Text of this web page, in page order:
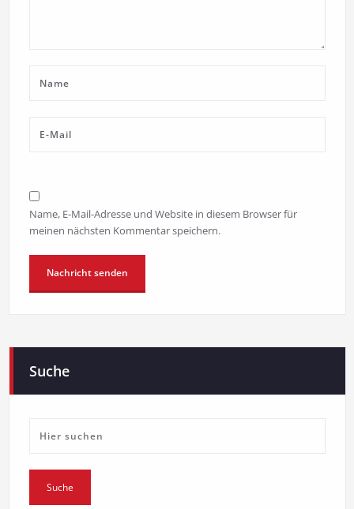
Name, E-Mail-Adresse und Website in diesem Browser für
meinen nächsten Kommentar speichern.
Suche